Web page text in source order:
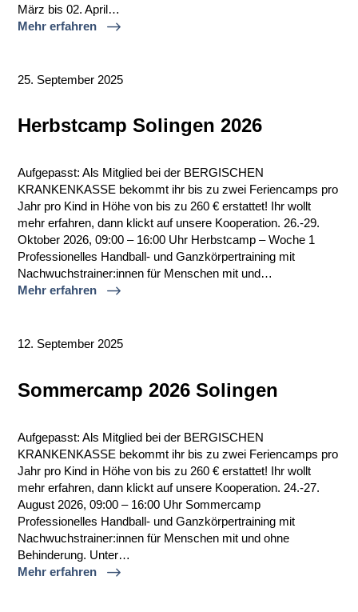
März bis 02. April…
Mehr erfahren
25. September 2025
Herbstcamp Solingen 2026
Aufgepasst: Als Mitglied bei der BERGISCHEN
KRANKENKASSE bekommt ihr bis zu zwei Feriencamps pro
Jahr pro Kind in Höhe von bis zu 260 € erstattet! Ihr wollt
mehr erfahren, dann klickt auf unsere Kooperation. 26.-29.
Oktober 2026, 09:00 – 16:00 Uhr Herbstcamp – Woche 1
Professionelles Handball- und Ganzkörpertraining mit
Nachwuchstrainer:innen für Menschen mit und…
Mehr erfahren
12. September 2025
Sommercamp 2026 Solingen
Aufgepasst: Als Mitglied bei der BERGISCHEN
KRANKENKASSE bekommt ihr bis zu zwei Feriencamps pro
Jahr pro Kind in Höhe von bis zu 260 € erstattet! Ihr wollt
mehr erfahren, dann klickt auf unsere Kooperation. 24.-27.
August 2026, 09:00 – 16:00 Uhr Sommercamp
Professionelles Handball- und Ganzkörpertraining mit
Nachwuchstrainer:innen für Menschen mit und ohne
Behinderung. Unter…
Mehr erfahren